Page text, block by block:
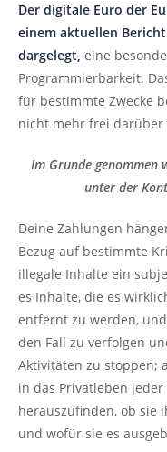
Der digitale Euro der
einem aktuellen
dargelegt, eine
Programmierbarkeit.
für bestimmte Zwecke
nicht mehr frei darüber
Im Grunde genommen
unter der
Deine Zahlungen
Bezug auf bestimmte
illegale Inhalte ein
es Inhalte, die es
entfernt zu werden,
den Fall zu verfolgen
Aktivitäten zu stoppen;
in das Privatleben
herauszufinden, ob sie
und wofür sie es